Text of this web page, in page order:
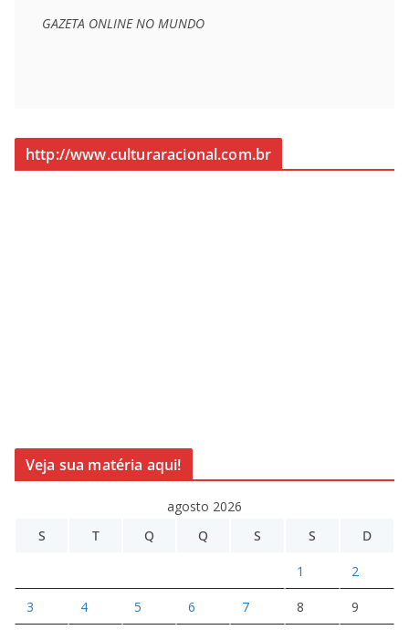
GAZETA ONLINE NO MUNDO
http://www.culturaracional.com.br
Veja sua matéria aqui!
agosto 2026
S
T Q Q S S D
1 2
3 4 5 6 7 8 9